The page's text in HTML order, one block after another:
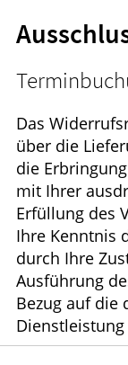
Das
über die
die
mit Ihrer
Erfüllung des
Ihre Kenntnis
durch Ihre
Ausführung
Bezug auf die